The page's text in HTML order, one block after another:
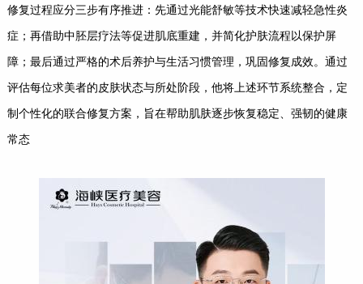
修复过程应分三步有序推进：先通过光能舒敏等技术快速减轻急性炎
症；再借助中胚层疗法等促进肌底重建，并简化护肤流程以保护屏
障；最后通过严格的术后养护与生活习惯管理，巩固修复成效。通过
评估每位求美者的皮肤状态与所处阶段，他将上述环节系统整合，定
制个性化的联合修复方案，旨在帮助肌肤逐步恢复稳定、强韧的健康
常态